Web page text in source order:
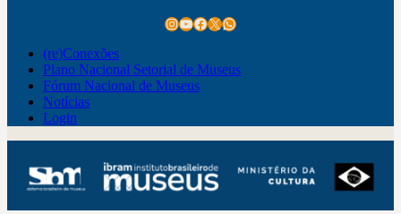
Instagram
Youtube
Facebook
X WhatsApp
(re)Conexões
Plano Nacional Setorial de Museus
Fórum Nacional de Museus
Notícias
Login